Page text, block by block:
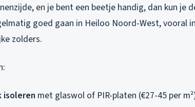
en je bent een beetje handig, dan kun je
goed gaan in Heiloo Noord-West, vooral
zolders.
isoleren met glaswol of PIR-platen (€27-45 per